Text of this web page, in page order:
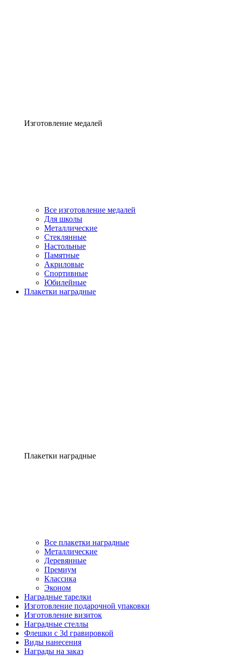
Изготовление медалей
Все изготовление медалей
Для школы
Металлические
Стеклянные
Настольные
Памятные
Акриловые
Спортивные
Юбилейные
Плакетки наградные
Плакетки наградные
Все плакетки наградные
Металлические
Деревянные
Премиум
Классика
Эконом
Наградные тарелки
Изготовление подарочной упаковки
Изготовление визиток
Наградные стеллы
Флешки с 3d гравировкой
Виды нанесения
Награды на заказ